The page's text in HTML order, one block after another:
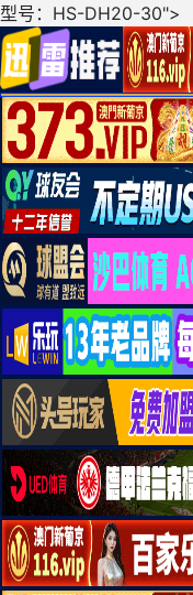
型号：HS-DH20-30">